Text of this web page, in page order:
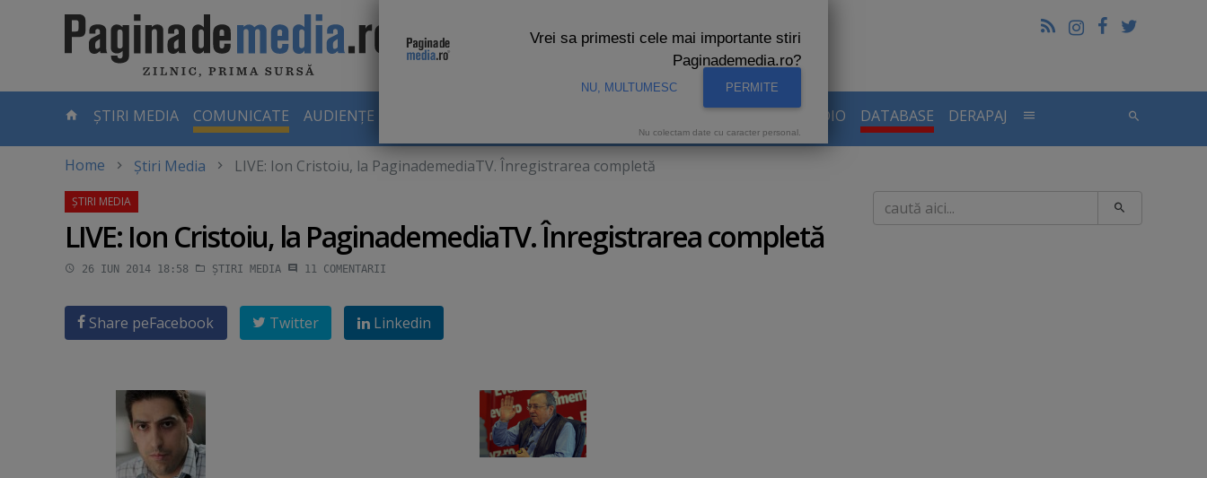
CURENTĂ
ȘTIRI MEDIA COMUNICATE AUDIENȚE TV AUDIENTE RADIO DATABASE DERAPAJ
Home Știri Media LIVE: Ion Cristoiu, la PaginademediaTV. Înregistrarea completă
LIVE: Ion Cristoiu, la PaginademediaTV. Înregistrarea completă
26 IUN 2014 18:58 ȘTIRI MEDIA 11 COMENTARII
Share peFacebook Twitter Linkedin
Caută
Vrei sa primesti cele mai importante stiri
Paginademedia.ro?
NU, MULTUMESC PERMITE
Nu colectam date cu caracter personal.